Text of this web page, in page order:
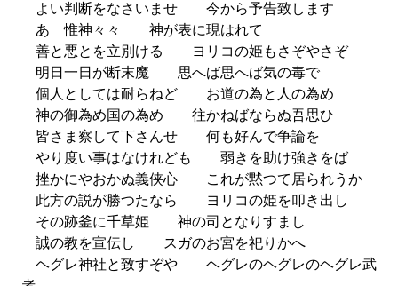
よい判断をなさいませ 今から予告致します
あゝ惟神々々 神が表に現はれて
善と悪とを立別ける ヨリコの姫もさぞやさぞ
明日一日が断末魔 思へば思へば気の毒で
個人としては耐らねど お道の為と人の為め
神の御為め国の為め 往かねばならぬ吾思ひ
皆さま察して下さんせ 何も好んで争論を
やり度い事はなけれども 弱きを助け強きをば
挫かにやおかぬ義侠心 これが黙つて居られうか
此方の説が勝つたなら ヨリコの姫を叩き出し
その跡釜に千草姫 神の司となりすまし
誠の教を宣伝し スガのお宮を祀りかへ
ヘグレ神社と致すぞや ヘグレのヘグレのヘグレ武